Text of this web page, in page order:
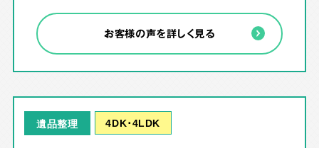
お客様の声を詳しく見る
遺品整理 4DK･4LDK